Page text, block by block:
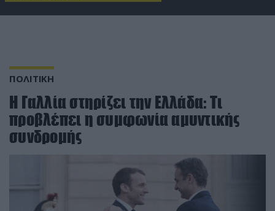
ΠΟΛΙΤΙΚΗ
Η Γαλλία στηρίζει την Ελλάδα: Τι
προβλέπει η συμφωνία αμυντικής
συνδρομής